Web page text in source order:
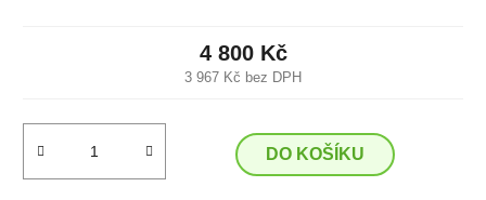
3 967 Kč bez DPH
4 800 Kč
DO KOŠÍKU